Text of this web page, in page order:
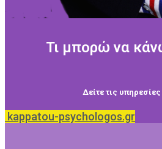
Τι μπορώ να
Δείτε τις
kappatou-psychologos.gr